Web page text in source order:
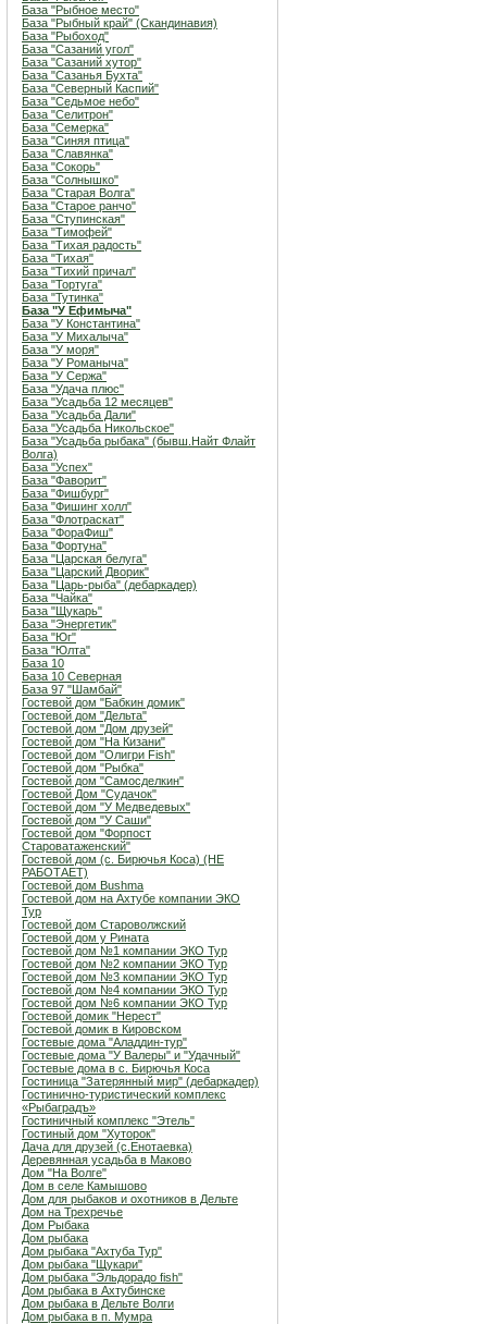
База "Рыбное место"
База "Рыбный край" (Скандинавия)
База "Рыбоход"
База "Сазаний угол"
База "Сазаний хутор"
База "Сазанья Бухта"
База "Северный Каспий"
База "Седьмое небо"
База "Селитрон"
База "Семерка"
База "Синяя птица"
База "Славянка"
База "Сокорь"
База "Солнышко"
База "Старая Волга"
База "Старое ранчо"
База "Ступинская"
База "Тимофей"
База "Тихая радость"
База "Тихая"
База "Тихий причал"
База "Тортуга"
База "Тутинка"
База "У Ефимыча"
База "У Константина"
База "У Михалыча"
База "У моря"
База "У Романыча"
База "У Сержа"
База "Удача плюс"
База "Усадьба 12 месяцев"
База "Усадьба Дали"
База "Усадьба Никольское"
База "Усадьба рыбака" (бывш.Найт Флайт
Волга)
База "Успех"
База "Фаворит"
База "Фишбург"
База "Фишинг холл"
База "Флотраскат"
База "ФораФиш"
База "Фортуна"
База "Царская белуга"
База "Царский Дворик"
База "Царь-рыба" (дебаркадер)
База "Чайка"
База "Щукарь"
База "Энергетик"
База "Юг"
База "Юлта"
База 10
База 10 Северная
База 97 "Шамбай"
Гостевой дом "Бабкин домик"
Гостевой дом "Дельта"
Гостевой дом "Дом друзей"
Гостевой дом "На Кизани"
Гостевой дом "Олигри Fish"
Гостевой дом "Рыбка"
Гостевой дом "Самосделкин"
Гостевой Дом "Судачок"
Гостевой дом "У Медведевых"
Гостевой дом "У Саши"
Гостевой дом "Форпост
Староватаженский"
Гостевой дом (с. Бирючья Коса) (НЕ
РАБОТАЕТ)
Гостевой дом Bushma
Гостевой дом на Ахтубе компании ЭКО
Тур
Гостевой дом Староволжский
Гостевой дом у Рината
Гостевой дом №1 компании ЭКО Тур
Гостевой дом №2 компании ЭКО Тур
Гостевой дом №3 компании ЭКО Тур
Гостевой дом №4 компании ЭКО Тур
Гостевой дом №6 компании ЭКО Тур
Гостевой домик "Нерест"
Гостевой домик в Кировском
Гостевые дома "Аладдин-тур"
Гостевые дома "У Валеры" и "Удачный"
Гостевые дома в с. Бирючья Коса
Гостиница "Затерянный мир" (дебаркадер)
Гостинично-туристический комплекс
«Рыбаградъ»
Гостиничный комплекс "Этель"
Гостиный дом "Хуторок"
Дача для друзей (с.Енотаевка)
Деревянная усадьба в Маково
Дом "На Волге"
Дом в селе Камышово
Дом для рыбаков и охотников в Дельте
Дом на Трехречье
Дом Рыбака
Дом рыбака
Дом рыбака "Ахтуба Тур"
Дом рыбака "Щукари"
Дом рыбака "Эльдорадо fish"
Дом рыбака в Ахтубинске
Дом рыбака в Дельте Волги
Дом рыбака в п. Мумра